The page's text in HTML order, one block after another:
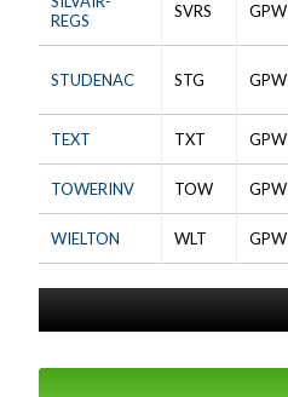
REGS
SVRS GPW
STUDENAC STG GPW
TEXT TXT GPW
TOWERINV TOW GPW
WIELTON WLT GPW